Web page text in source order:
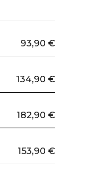
93,90 €
134,90 €
182,90 €
153,90 €